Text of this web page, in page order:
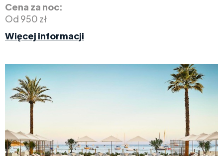
Cena za noc:
Od 950 zł
Więcej informacji